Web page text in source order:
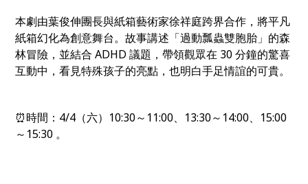
本劇由葉俊伸團長與紙箱藝術家徐祥庭跨界合作，將平凡
紙箱幻化為創意舞台。故事講述「過動瓢蟲雙胞胎」的森
林冒險，並結合 ADHD 議題，帶領觀眾在 30 分鐘的驚喜
互動中，看見特殊孩子的亮點，也明白手足情誼的可貴。
⏰時間：4/4（六）10:30～11:00、13:30～14:00、15:00
～15:30 。